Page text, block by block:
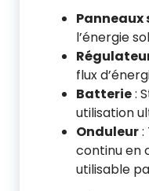
Panneaux
l’énergie
flux
Batterie:
utilisation
Onduleur:
continu en
utilisable